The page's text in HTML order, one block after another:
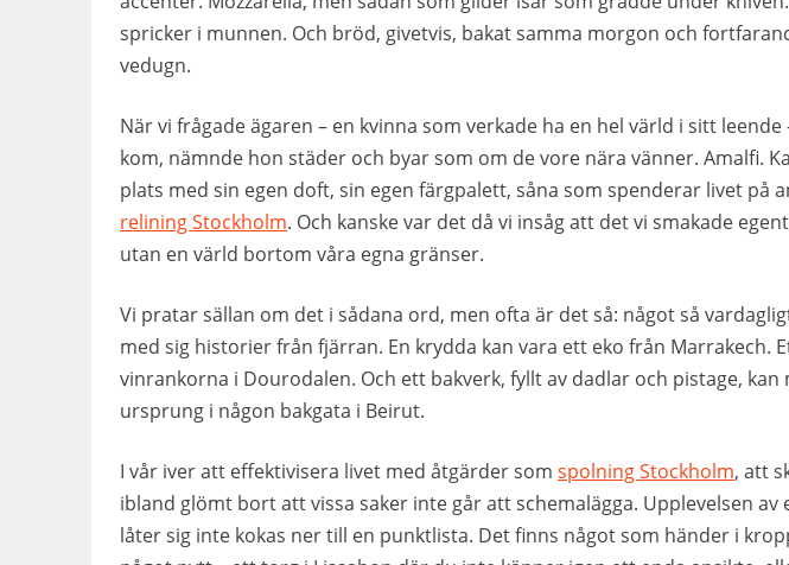
spricker i munnen. Och bröd, givetvis, bakat samma morgon och
vedugn.
När vi frågade ägaren – en kvinna som verkade ha en hel värld i sitt
kom, nämnde hon städer och byar som om de vore nära vänner. Amalfi.
plats med sin egen doft, sin egen färgpalett, såna som spenderar livet på
relining Stockholm. Och kanske var det då vi insåg att det vi smakade
utan en värld bortom våra egna gränser.
Vi pratar sällan om det i sådana ord, men ofta är det så: något så
med sig historier från fjärran. En krydda kan vara ett eko från Marrakech.
vinrankorna i Dourodalen. Och ett bakverk, fyllt av dadlar och pistage, kan
ursprung i någon bakgata i Beirut.
I vår iver att effektivisera livet med åtgärder som spolning Stockholm, att
ibland glömt bort att vissa saker inte går att schemalägga. Upplevelsen av
låter sig inte kokas ner till en punktlista. Det finns något som händer i